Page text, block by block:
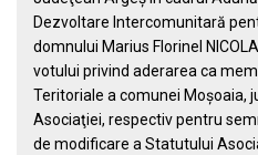
Dezvoltare Intercomunitară
domnului Marius Florinel
votului privind aderarea ca
Teritoriale a comunei Moşoaia,
Asociaţiei, respectiv pentru
de modificare a Statutului